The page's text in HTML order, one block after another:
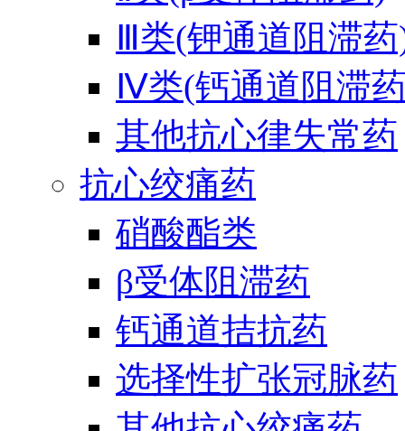
Ⅲ类(钾通道阻滞
Ⅳ类(钙通道阻滞
其他抗心律失常药
抗心绞痛药
硝酸酯类
β受体阻滞药
钙通道拮抗药
选择性扩张冠脉药